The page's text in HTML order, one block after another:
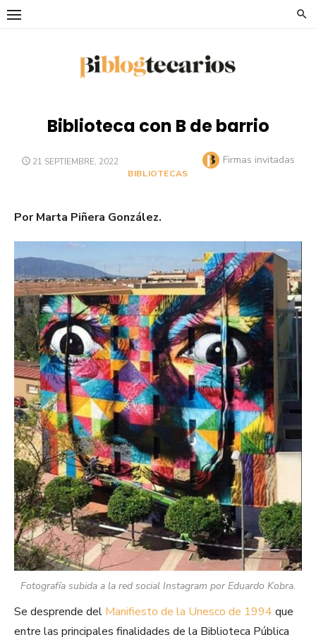
Saltar
Biblioteca con B de barrio
PUBLICADO
21 SEPTIEMBRE, 2022 Autor
Firmas invitadas
BIBLIOTECAS
Por Marta Piñera González.
Fotografía subida a la red social Instagram por Eduardo Kobra.
Se desprende del Manifiesto de la Unesco de 1994 que
entre las principales finalidades de la Biblioteca Pública